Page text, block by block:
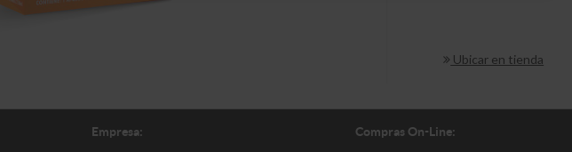
Ubicar en tienda
Empresa: Compras On-Line: